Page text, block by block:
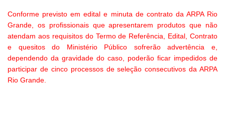
Conforme previsto em edital e minuta de contrato da ARPA Rio
Grande, os profissionais que apresentarem produtos que não
atendam aos requisitos do Termo de Referência, Edital, Contrato
e quesitos do Ministério Público sofrerão advertência e,
dependendo da gravidade do caso, poderão ficar impedidos de
participar de cinco processos de seleção consecutivos da ARPA
Rio Grande.